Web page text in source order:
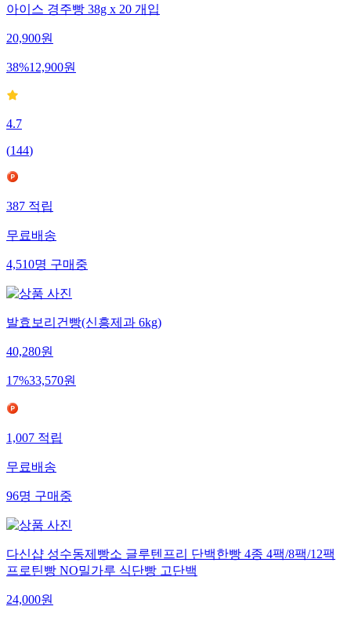
아이스 경주빵 38g x 20 개입
20,900원
38%12,900원
4.7
(144)
387적립
무료배송
4,510명구매중
발효보리건빵(신흥제과 6kg)
40,280원
17%33,570원
1,007적립
무료배송
96명구매중
다신샵 성수동제빵소 글루텐프리 단백한빵 4종 4팩/8팩/12팩
프로틴빵 NO밀가루 식단빵 고단백
24,000원